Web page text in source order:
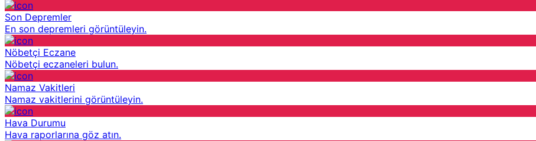
Son Depremler
En son depremleri görüntüleyin.
Nöbetçi Eczane
Nöbetçi eczaneleri bulun.
Namaz Vakitleri
Namaz vakitlerini görüntüleyin.
Hava Durumu
Hava raporlarına göz atın.